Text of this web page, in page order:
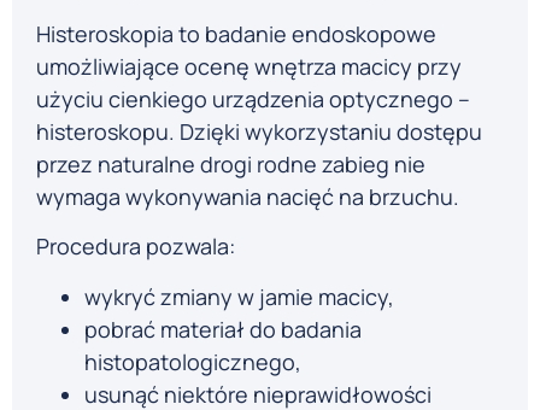
Histeroskopia to badanie endoskopowe
umożliwiające ocenę wnętrza macicy przy
użyciu cienkiego urządzenia optycznego –
histeroskopu. Dzięki wykorzystaniu dostępu
przez naturalne drogi rodne zabieg nie
wymaga wykonywania nacięć na brzuchu.
Procedura pozwala:
wykryć zmiany w jamie macicy,
pobrać materiał do badania
histopatologicznego,
usunąć niektóre nieprawidłowości